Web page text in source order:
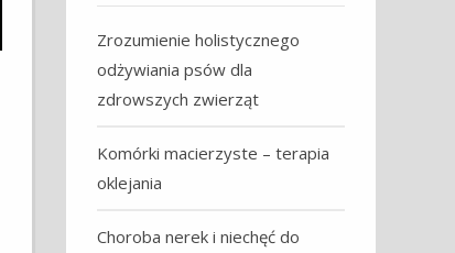
Zrozumienie holistycznego
odżywiania psów dla
zdrowszych zwierząt
Komórki macierzyste – terapia
oklejania
Choroba nerek i niechęć do